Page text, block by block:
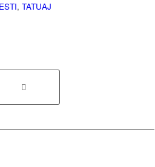
, TATUAJ